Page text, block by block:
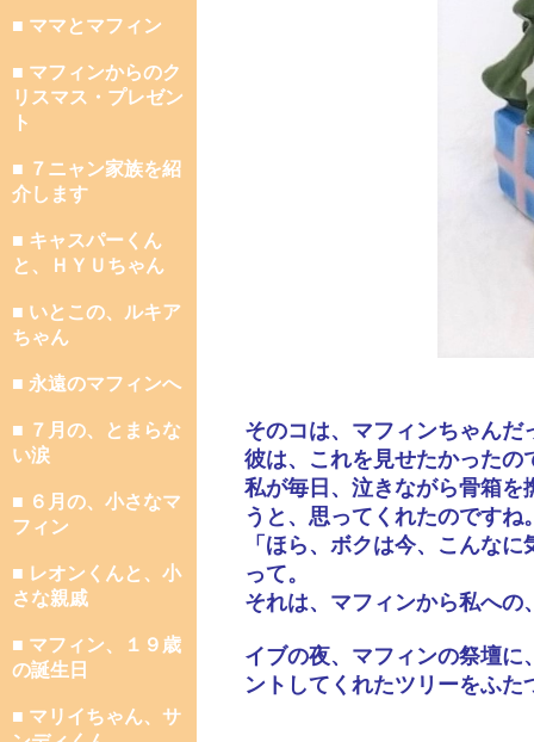
■ ママとマフィン
■ マフィンからのク
リスマス・プレゼン
ト
■ ７ニャン家族を紹
介します
■ キャスパーくん
と、ＨＹＵちゃん
■ いとこの、ルキア
ちゃん
■ 永遠のマフィンへ
■ ７月の、とまらな
い涙
■ ６月の、小さなマ
フィン
■ レオンくんと、小
さな親戚
■ マフィン、１９歳
の誕生日
■ マリイちゃん、サ
そのコは、マフィンちゃんだ
彼は、これを見せたかったの
私が毎日、泣きながら骨箱を
うと、思ってくれたのですね
「ほら、ボクは今、こんな
って。
それは、マフィンから私へ
イブの夜、マフィンの祭壇
ントしてくれたツリーをふ